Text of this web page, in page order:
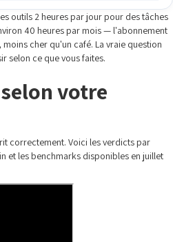
outils 2 heures par jour pour des tâches
40 heures par mois — l'abonnement
cher qu'un café. La vraie question
selon ce que vous faites.
votre
correctement. Voici les verdicts par
et les benchmarks disponibles en juillet